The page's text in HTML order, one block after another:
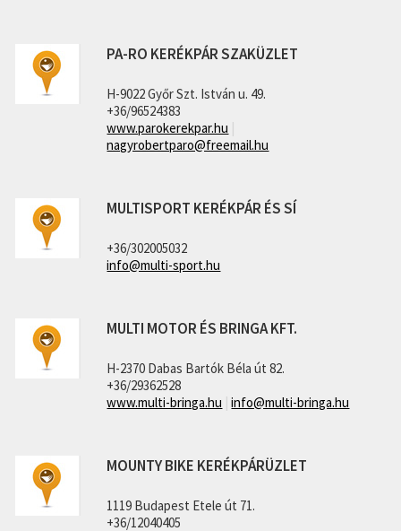
PA-RO KERÉKPÁR SZAKÜZLET
H-9022 Győr Szt. István u. 49.
+36/96524383
www.parokerekpar.hu |
nagyrobertparo@freemail.hu
MULTISPORT KERÉKPÁR ÉS SÍ
+36/302005032
info@multi-sport.hu
MULTI MOTOR ÉS BRINGA KFT.
H-2370 Dabas Bartók Béla út 82.
+36/29362528
www.multi-bringa.hu |info@multi-bringa.hu
MOUNTY BIKE KERÉKPÁRÜZLET
1119 Budapest Etele út 71.
+36/12040405